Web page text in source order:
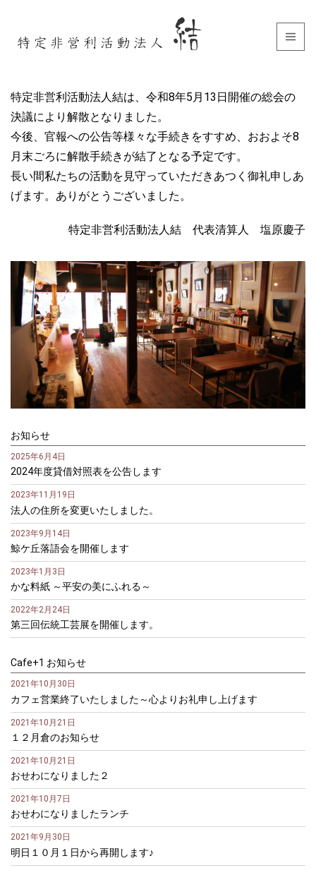
特定非営利活動法人結は、令和8年5月13日開催の総会の
決議により解散となりました。
今後、官報への公告等様々な手続きをすすめ、おおよそ8
月末ごろに解散手続きが結了となる予定です。
長い間私たちの活動を見守っていただきあつく御礼申しあ
げます。ありがとうございました。
特定非営利活動法人結 代表清算人 塩原慶子
お知らせ
2025年6月4日
2024年度貸借対照表を公告します
2023年11月19日
法人の住所を変更いたしました。
2023年9月14日
鯨ケ丘落語会を開催します
2023年1月3日
かな料紙 ～平安の美にふれる～
2022年2月24日
第三回伝統工芸展を開催します。
Cafe+1 お知らせ
2021年10月30日
カフェ営業終了いたしました～心よりお礼申し上げます
2021年10月21日
１２月倉のお知らせ
2021年10月21日
おせわになりました２
2021年10月7日
おせわになりましたランチ
2021年9月30日
明日１０月１日から再開します♪